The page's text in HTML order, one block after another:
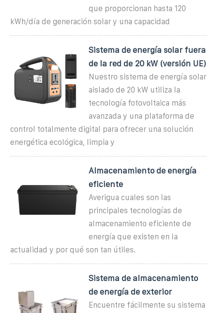
que proporcionan hasta 120
kWh/día de generación solar y una capacidad
Sistema de energía solar fuera
de la red de 20 kW (versión UE)
Nuestro sistema de energía solar
aislado de 20 kW utiliza la
tecnología fotovoltaica más
avanzada y una plataforma de
control totalmente digital para ofrecer una solución
energética ecológica, limpia y
Almacenamiento de energía
eficiente
Averigua cuales son las
principales tecnologías de
almacenamiento eficiente de
energía que existen en la
actualidad y por qué son tan útiles.
Sistema de almacenamiento
de energía de exterior
Encuentre fácilmente su sistema